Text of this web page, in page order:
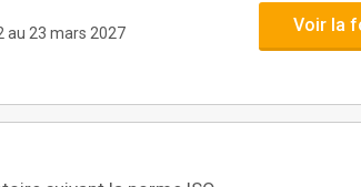
au 23 mars 2027
Voir la